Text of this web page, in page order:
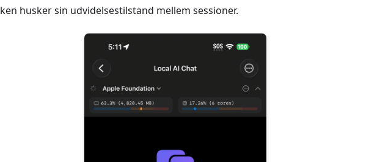
husker sin udvidelsestilstand mellem sessioner.